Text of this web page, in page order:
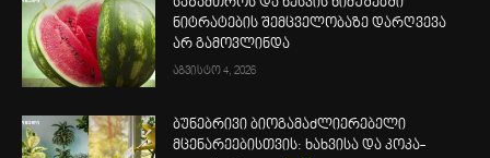
საზამთროს და ნესვის ნიმუშებში
ნიტრატების შემცველობაზე დარღვევა
არ გამოვლინდა
აგვისტო 4, 2026
ბუნებრივი ბიოგამაძლიერებელი
მცენარეებისთვის: ხახვისა და კოკა-